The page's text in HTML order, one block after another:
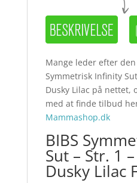
Mange leder efter
Symmetrisk Infinity
Dusky Lilac på nettet,
med at finde tilbud
Mammashop.dk
BIBS
Sut – Str. 1
Dusky Lilac